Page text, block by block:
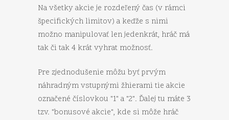
Na všetky akcie je rozdeľený čas (v rámci
špecifických limitov) a keďže s nimi
možno manipulovať len jedenkrát, hráč má
tak či tak 4 krát vyhrat možnosť.
Pre zjednodušenie môžu byť prvým
náhradným vstupnými žhierami tie akcie
označené číslovkou "1" a "2". Ďalej tu máte 3
tzv. "bonusové akcie", kde si môže hráč